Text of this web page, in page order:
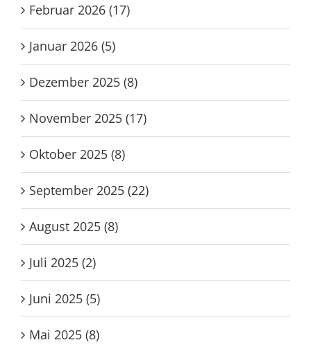
Februar 2026 (17)
Januar 2026 (5)
Dezember 2025 (8)
November 2025 (17)
Oktober 2025 (8)
September 2025 (22)
August 2025 (8)
Juli 2025 (2)
Juni 2025 (5)
Mai 2025 (8)